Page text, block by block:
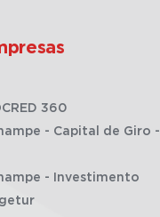
360
- Capital de Giro -
- Investimento